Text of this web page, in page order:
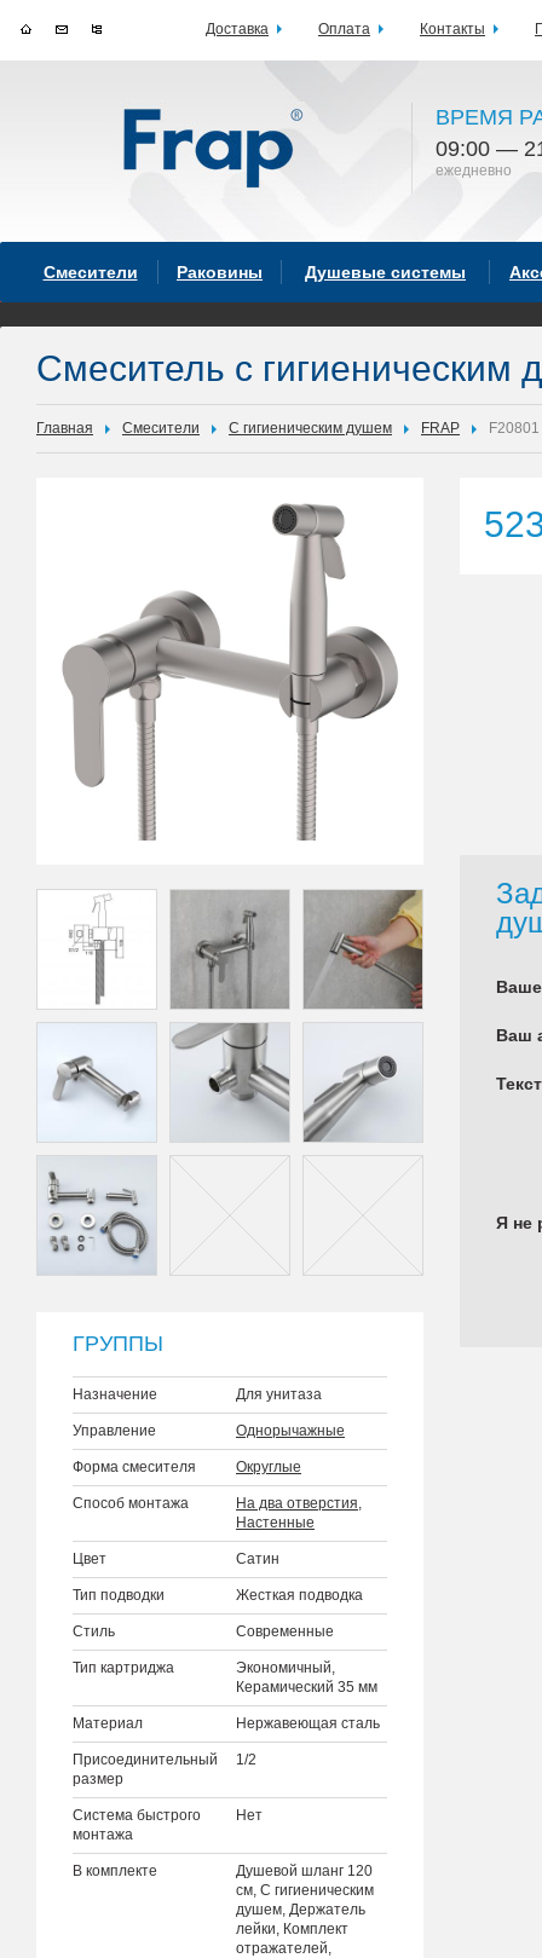
ВРЕМЯ
09:00 —
ежедневно
Смесители Раковины Душевые системы
Смеситель с гигиеническим
Главная Смесители С гигиеническим душем FRAP F20801
ГРУППЫ
Назначение Для унитаза
Управление Однорычажные
Форма смесителя Округлые
Способ монтажа На два отверстия,
Настенные
Цвет Сатин
Тип подводки Жесткая подводка
Стиль Современные
Тип картриджа
Экономичный,
Керамический 35 мм
Материал Нержавеющая сталь
Присоединительный
размер
1/2
Система быстрого
монтажа
Нет
В комплекте
Душевой шланг 120
см, С гигиеническим
душем, Держатель
лейки, Комплект
отражателей,
Ваш
Я не
Доставка Оплата Контакты